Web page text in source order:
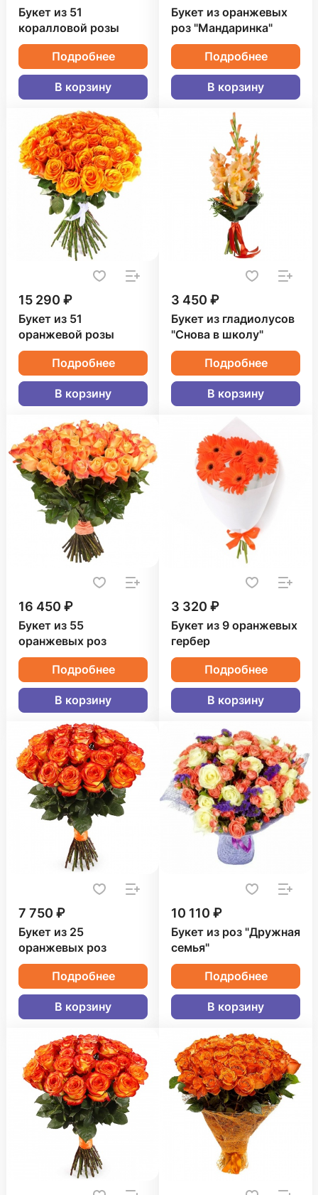
Букет из 51
коралловой розы
Подробнее
В корзину
Букет из оранжевых
роз "Мандаринка"
Подробнее
В корзину
15 290 ₽
Букет из 51
оранжевой розы
Подробнее
В корзину
3 450 ₽
Букет из гладиолусов
"Снова в школу"
Подробнее
В корзину
16 450 ₽
Букет из 55
оранжевых роз
Подробнее
В корзину
3 320 ₽
Букет из 9 оранжевых
гербер
Подробнее
В корзину
7 750 ₽
Букет из 25
оранжевых роз
Подробнее
В корзину
10 110 ₽
Букет из роз "Дружная
семья"
Подробнее
В корзину